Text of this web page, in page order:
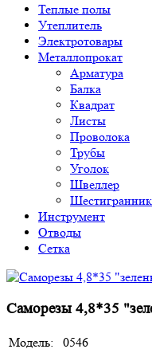
Теплые полы
Утеплитель
Электротовары
Металлопрокат
Арматура
Балка
Квадрат
Листы
Проволока
Трубы
Уголок
Швеллер
Шестигранник
Инструмент
Отводы
Сетка
Саморезы 4,8*35
Модель:
0546